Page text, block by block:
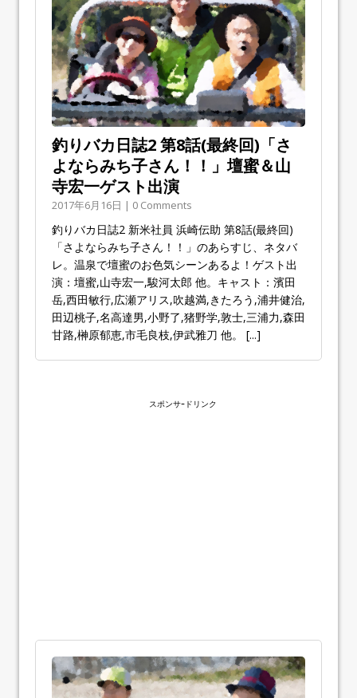
釣りバカ日誌2 第8話(最終回)「さ
よならみち子さん！！」壇蜜＆山
寺宏一ゲスト出演
2017年6月16日 | 0 Comments
釣りバカ日誌2 新米社員 浜崎伝助 第8話(最終回)
「さよならみち子さん！！」のあらすじ、ネタバ
レ。温泉で壇蜜のお色気シーンあるよ！ゲスト出
演：壇蜜,山寺宏一,駿河太郎 他。キャスト：濱田
岳,西田敏行,広瀬アリス,吹越満,きたろう,浦井健治,
田辺桃子,名高達男,小野了,猪野学,敦士,三浦力,森田
甘路,榊原郁恵,市毛良枝,伊武雅刀 他。 [...]
スポンサｰドリンク